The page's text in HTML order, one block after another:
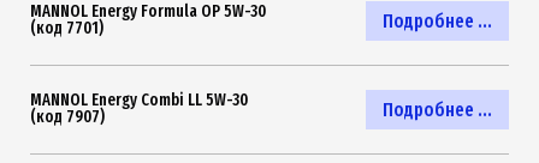
Подробнее ...
MANNOL Energy Formula OP 5W-30
(код 7701)
Подробнее ...
MANNOL Energy Combi LL 5W-30
(код 7907)